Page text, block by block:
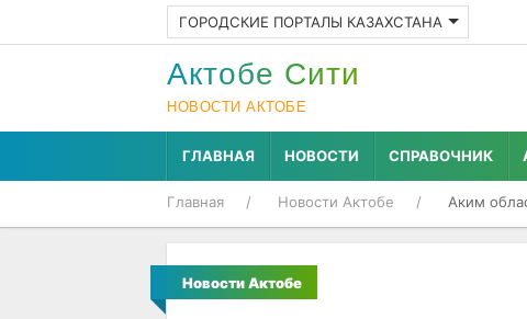
ГОРОДСКИЕ ПОРТАЛЫ КАЗАХСТАНА
Актобе Cити
НОВОСТИ АКТОБЕ
ГЛАВНАЯ НОВОСТИ СПРАВОЧНИК
Главная Новости Актобе Аким
Новости Актобе